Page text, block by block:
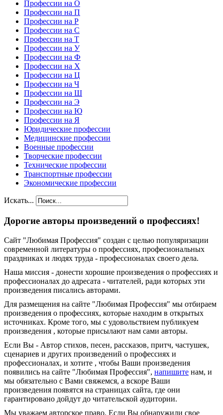
Профессии на О
Профессии на П
Профессии на Р
Профессии на С
Профессии на Т
Профессии на У
Профессии на Ф
Профессии на Х
Профессии на Ц
Профессии на Ч
Профессии на Ш
Профессии на Э
Профессии на Ю
Профессии на Я
Юридические профессии
Медицинские профессии
Военные профессии
Творческие профессии
Технические профессии
Транспортные профессии
Экономические профессии
Искать...
Дорогие авторы произведений о профессиях!
Сайт "Любимая Профессия" создан c целью популяризации
современной литературы о профессиях, професиональных
праздниках и людях труда - профессионалах своего дела.
Наша миссия - донести хорошие произведения о профессиях и
профессионалах до адресата - читателей, ради которых эти
произведения писались авторами.
Для размещения на сайте "Любимая Профессия" мы отбираем
произведения о профессиях, которые находим в открытых
источниках. Кроме того, мы с удовольствием публикуем
произведения , которые присылают нам сами авторы.
Если Вы - Автор стихов, песен, рассказов, притч, частушек,
сценариев и других произведений о профессиях и
профессионалах, и хотите , чтобы Ваши произведения
появились на сайте "Любимая Профессия", напишите нам, и
мы обязательно с Вами свяжемся, а вскоре Ваши
произведения появятся на страницах сайта, где они
гарантировано дойдут до читательской аудитории.
Мы уважаем авторское право. Если Вы обнаружили свое